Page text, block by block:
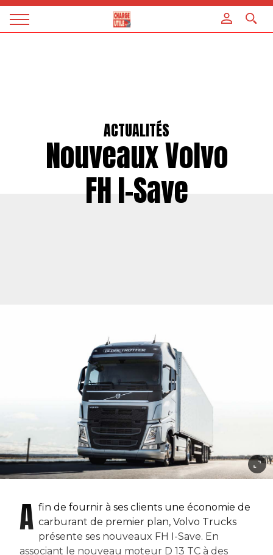
Magazine
ACTUALITÉS
Nouveaux Volvo
FH I-Save
A fin de fournir à ses clients une économie de
carburant de premier plan, Volvo Trucks
présente ses nouveaux FH I-Save. En
associant le nouveau moteur D 13 TC à des
Panneau de gestion des cookies